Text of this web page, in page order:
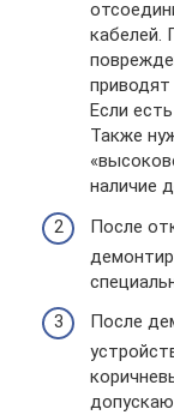
кабелей.
приводят
Если
Также
наличие
После
После